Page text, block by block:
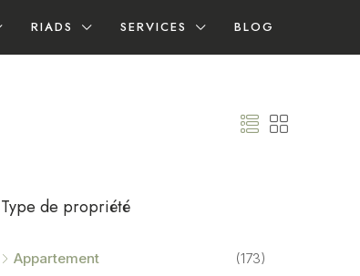
RIADS SERVICES BLOG
Type de propriété
Appartement
(173)